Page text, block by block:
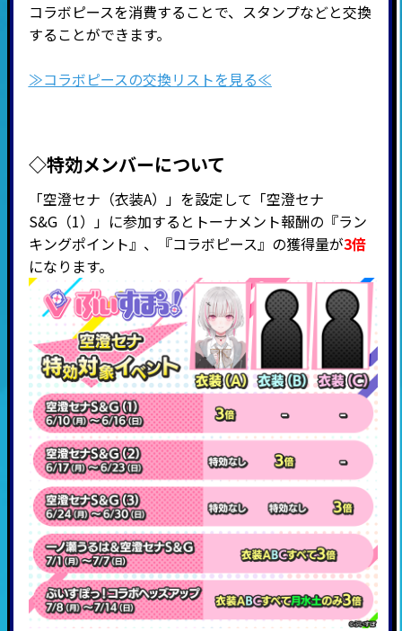
コラボピースを消費することで、スタンプなどと交換
することができます。
≫コラボピースの交換リストを見る≪
◇特効メンバーについて
「空澄セナ（衣装A）」を設定して「空澄セナ
S&G（1）」に参加するとトーナメント報酬の『ラン
キングポイント』、『コラボピース』の獲得量が3倍
になります。